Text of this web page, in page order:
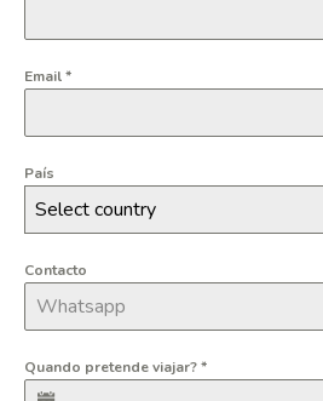
Email*
País
Select country
Contacto
Quando pretende viajar?*